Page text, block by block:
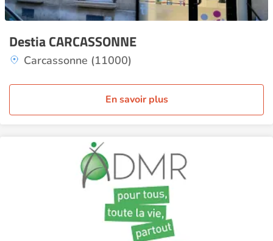
Destia CARCASSONNE
Carcassonne (11000)
En savoir plus